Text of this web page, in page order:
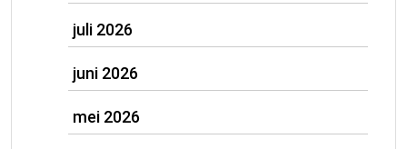
juli 2026
juni 2026
mei 2026